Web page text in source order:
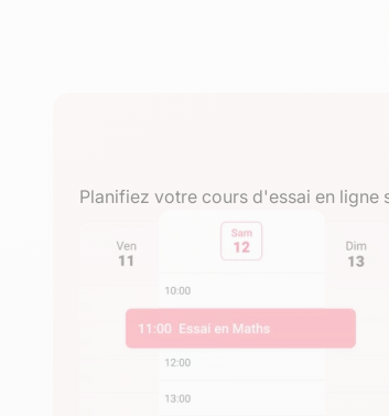
Planifiez votre cours d'essai en ligne